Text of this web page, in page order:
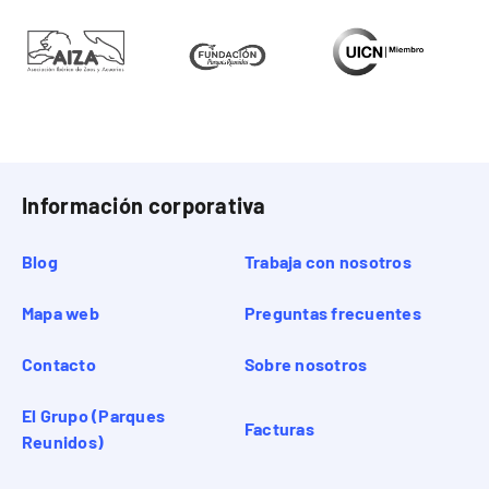
Información corporativa
Blog Trabaja con nosotros
Mapa web Preguntas frecuentes
Contacto Sobre nosotros
El Grupo (Parques
Reunidos)
Facturas